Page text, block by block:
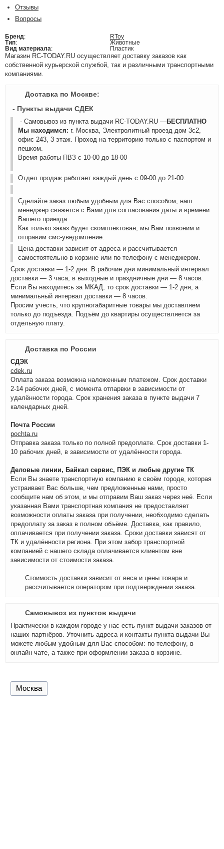
Отзывы
Вопросы
Бренд:
RToy
Тип:
Животные
Вид материала: Пластик
Магазин RC-TODAY.RU осуществляет доставку заказов как
собственной курьерской службой, так и различными транспортными
компаниями.
Доставка по Москве:
- Пункты выдачи СДЕК
- Самовывоз из пункта выдачи RC-TODAY.RU —БЕСПЛАТНО
Мы находимся: г. Москва, Электролитный проезд дом 3с2,
офис 243, 3 этаж. Проход на территорию только с паспортом и
пешком.
Время работы ПВЗ с 10-00 до 18-00
Отдел продаж работает каждый день с 09-00 до 21-00.
Сделайте заказ любым удобным для Вас способом, наш
менеджер свяжется с Вами для согласования даты и времени
Вашего приезда.
Как только заказ будет скомплектован, мы Вам позвоним и
отправим смс-уведомление.
Цена доставки зависит от адреса и рассчитывается
самостоятельно в корзине или по телефону с менеджером.
Срок доставки — 1-2 дня. В рабочие дни минимальный интервал
доставки — 3 часа, в выходные и праздничные дни — 8 часов.
Если Вы находитесь за МКАД, то срок доставки — 1-2 дня, а
минимальный интервал доставки — 8 часов.
Просим учесть, что крупногабаритные товары мы доставляем
только до подъезда. Подъём до квартиры осуществляется за
отдельную плату.
Доставка по России
СДЭК
cdek.ru
Оплата заказа возможна наложенным платежом. Срок доставки
2-14 рабочих дней, с момента отпарвки в зависимости от
удалённости города. Срок хранения заказа в пункте выдачи 7
календарных дней.
Почта России
pochta.ru
Отправка заказа только по полной предоплате. Срок доставки 1-
10 рабочих дней, в зависимости от удалённости города.
Деловые линии, Байкал сервис, ПЭК и любые другие ТК
Если Вы знаете транспортную компанию в своём городе, которая
устраивает Вас больше, чем предложенные нами, просто
сообщите нам об этом, и мы отправим Ваш заказ через неё. Если
указанная Вами транспортная компания не предоставляет
возможности оплаты заказа при получении, необходимо сделать
предоплату за заказ в полном объёме. Доставка, как правило,
оплачивается при получении заказа. Сроки доставки зависят от
ТК и удалённости региона. При этом забор транспортной
компанией с нашего склада оплачивается клиентом вне
зависимости от стоимости заказа.
Стоимость доставки зависит от веса и цены товара и
рассчитывается оператором при подтверждении заказа.
Самовывоз из пунктов выдачи
Практически в каждом городе у нас есть пункт выдачи заказов от
наших партнёров. Уточнить адреса и контакты пункта выдачи Вы
можете любым удобным для Вас способом: по телефону, в
онлайн чате, а также при оформлении заказа в корзине.
Москва